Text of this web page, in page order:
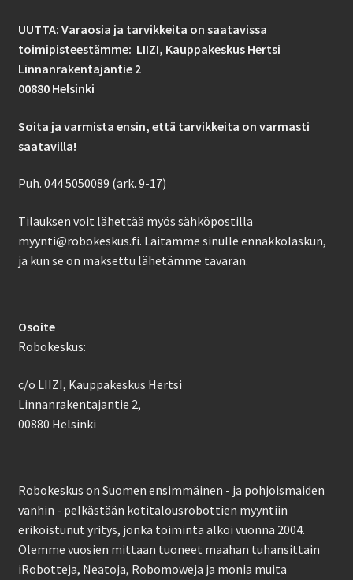
UUTTA: Varaosia ja tarvikkeita on saatavissa
toimipisteestämme: LIIZI, Kauppakeskus Hertsi
Linnanrakentajantie 2
00880 Helsinki
Soita ja varmista ensin, että tarvikkeita on varmasti
saatavilla!
Puh. 044 5050089 (ark. 9-17)
Tilauksen voit lähettää myös sähköpostilla
myynti@robokeskus.fi. Laitamme sinulle ennakkolaskun,
ja kun se on maksettu lähetämme tavaran.
Osoite
Robokeskus:
c/o LIIZI, Kauppakeskus Hertsi
Linnanrakentajantie 2,
00880 Helsinki
Robokeskus on Suomen ensimmäinen - ja pohjoismaiden
vanhin - pelkästään kotitalousrobottien myyntiin
erikoistunut yritys, jonka toiminta alkoi vuonna 2004.
Olemme vuosien mittaan tuoneet maahan tuhansittain
iRobotteja, Neatoja, Robomoweja ja monia muita